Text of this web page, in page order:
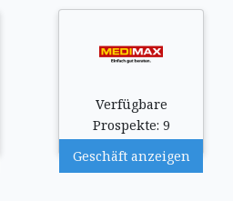
Verfügbare
Prospekte: 9
Geschäft anzeigen